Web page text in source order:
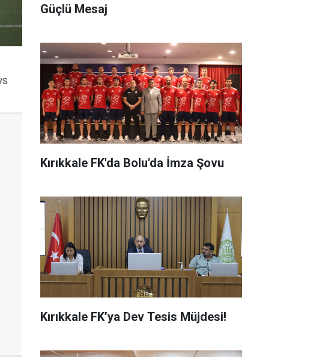
Güçlü Mesaj
Kırıkkale FK'da Bolu'da İmza Şovu
Kırıkkale FK’ya Dev Tesis Müjdesi!